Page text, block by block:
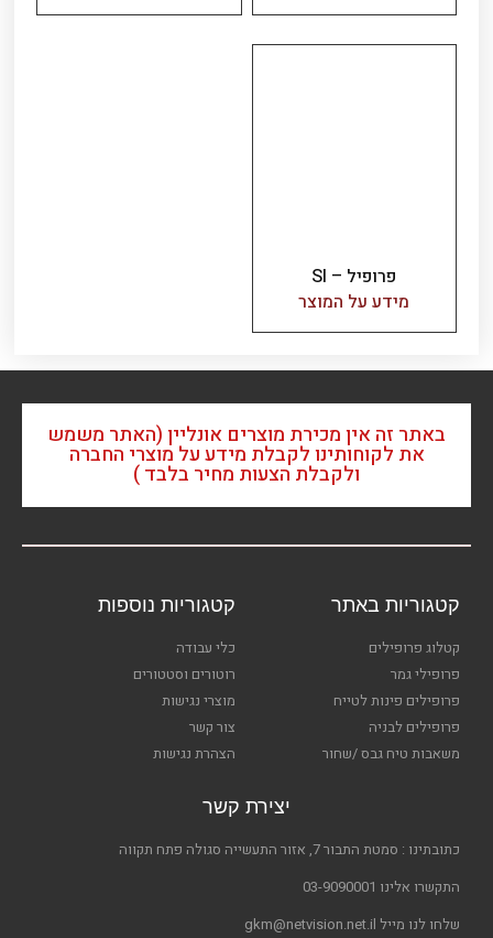
פרופיל – SI
מידע על המוצר
באתר זה אין מכירת מוצרים אונליין (האתר משמש
את לקוחותינו לקבלת מידע על מוצרי החברה
ולקבלת הצעות מחיר בלבד )
קטגוריות באתר
קטלוג פרופילים
פרופילי גמר
פרופילים פינות לטייח
פרופילים לבניה
משאבות טיח גבס /שחור
קטגוריות נוספות
כלי עבודה
רוטורים וסטטורים
מוצרי נגישות
צור קשר
הצהרת נגישות
יצירת קשר
כתובתינו : סמטת התבור 7, אזור התעשייה סגולה פתח תקווה
התקשרו אלינו 03-9090001
שלחו לנו מייל gkm@netvision.net.il